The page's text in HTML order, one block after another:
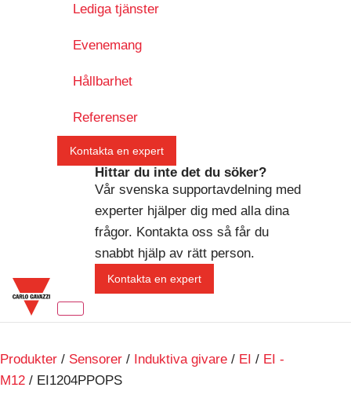
Lediga tjänster
Evenemang
Hållbarhet
Referenser
Kontakta en expert
Hittar du inte det du söker?
Vår svenska supportavdelning med
experter hjälper dig med alla dina
frågor. Kontakta oss så får du
snabbt hjälp av rätt person.
Kontakta en expert
Produkter / Sensorer / Induktiva givare / EI / EI -
M12 / EI1204PPOPS